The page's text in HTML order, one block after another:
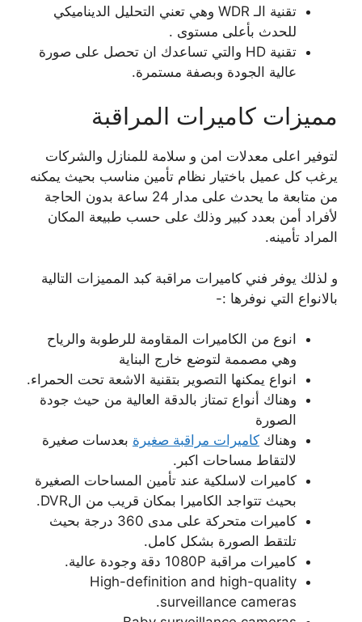
تقنية الـ WDR وهي تعني التحليل الديناميكي
للحدث بأعلى مستوى .
تقنية HD والتي تساعدك ان تحصل على صورة
عالية الجودة وبصفة مستمرة.
مميزات كاميرات المراقبة
لتوفير اعلى معدلات امن و سلامة للمنازل والشركات
يرغب كل عميل باختيار نظام تأمين مناسب بحيث يمكنه
من متابعة ما يحدث على مدار 24 ساعة بدون الحاجة
لأفراد أمن بعدد كبير وذلك على حسب طبيعة المكان
المراد تأمينه.
و لذلك يوفر فني كاميرات مراقبة كبد المميزات التالية
بالانواع التي نوفرها :-
انوع من الكاميرات المقاومة للرطوبة والرياح
وهي مصممة لتوضع خارج البناية
انواع يمكنها التصوير بتقنية الاشعة تحت الحمراء.
وهناك أنواع تمتاز بالدقة العالية من حيث جودة
الصورة
وهناك كاميرات مراقبة صغيرة بعدسات صغيرة
لالتقاط مساحات اكبر.
كاميرات لاسلكية عند تأمين المساحات الصغيرة
بحيث تتواجد الكاميرا بمكان قريب من الDVR.
كاميرات متحركة على مدى 360 درجة بحيث
تلتقط الصورة بشكل كامل.
كاميرات مراقبة 1080P دقة وجودة عالية.
High-definition and high-quality
surveillance cameras.